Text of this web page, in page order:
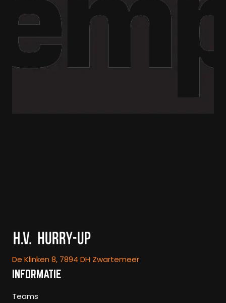
De Klinken 8, 7894 DH Zwartemeer
INFORMATIE
Teams